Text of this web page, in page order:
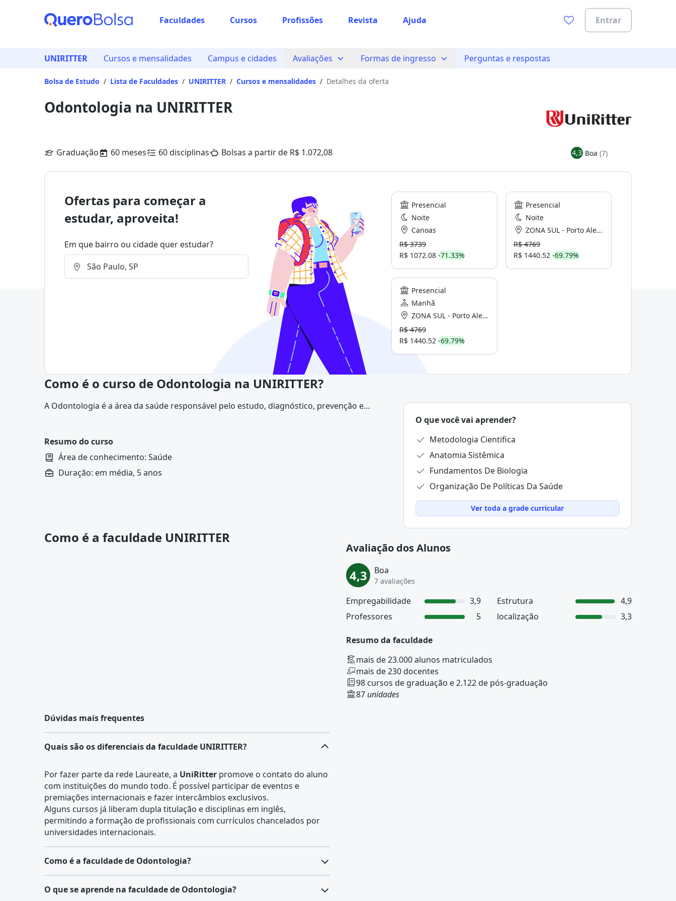
Faculdades Cursos Profissões Revista Ajuda Entrar
UNIRITTER Cursos e mensalidades Campus e cidades Avaliações Formas de ingresso Perguntas e respostas
Bolsa de Estudo / Lista de Faculdades / UNIRITTER / Cursos e mensalidades / Detalhes da oferta
Odontologia na UNIRITTER
Graduação 60 meses 60 disciplinas Bolsas a partir de R$ 1.072,08 4,3 Boa (7)
Ofertas para começar a
estudar, aproveita!
Em que bairro ou cidade quer estudar?
Presencial
Noite
Canoas
R$ 3739
R$ 1072.08 -71.33%
Presencial
Noite
ZONA SUL - Porto Alegre
R$ 4769
R$ 1440.52 -69.79%
Presencial
Manhã
ZONA SUL - Porto Alegre
R$ 4769
R$ 1440.52 -69.79%
Como é o curso de Odontologia na UNIRITTER?
A Odontologia é a área da saúde responsável pelo estudo, diagnóstico, prevenção e
Resumo do curso
Área de conhecimento: Saúde
Duração: em média, 5 anos
O que você vai aprender?
Metodologia Cientifica
Anatomia Sistêmica
Fundamentos De Biologia
Organização De Políticas Da Saúde
Ver toda a grade curricular
Como é a faculdade UNIRITTER
Avaliação dos Alunos
4,3 Boa
7 avaliações
Empregabilidade 3,9 Estrutura
4,9
Professores
5 localização 3,3
Resumo da faculdade
mais de 23.000 alunos matriculados
mais de 230 docentes
98 cursos de graduação e 2.122 de pós-graduação
87 unidades
Dúvidas mais frequentes
Quais são os diferenciais da faculdade UNIRITTER?
Por fazer parte da rede Laureate, a UniRitter promove o contato do aluno
com instituições do mundo todo. É possível participar de eventos e
premiações internacionais e fazer intercâmbios exclusivos.
Alguns cursos já liberam dupla titulação e disciplinas em inglês,
permitindo a formação de profissionais com currículos chancelados por
universidades internacionais.
Como é a faculdade de Odontologia?
O curso de Odontologiaé uma graduação da área da
, com duração
O que se aprende na faculdade de Odontologia?